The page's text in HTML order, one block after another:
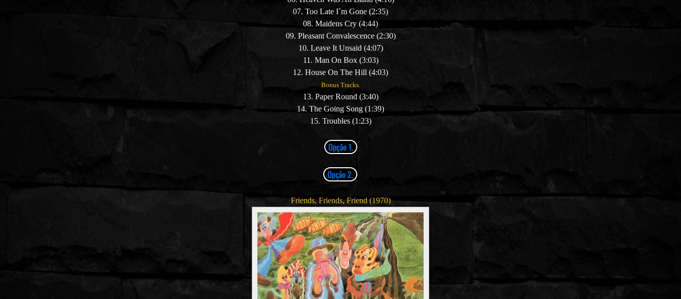
07. Too Late I`m Gone (2:35)
08. Maidens Cry (4:44)
09. Pleasant Convalescence (2:30)
10. Leave It Unsaid (4:07)
11. Man On Box (3:03)
12. House On The Hill (4:03)
Bonus Tracks.
13. Paper Round (3:40)
14. The Going Song (1:39)
15. Troubles (1:23)
Friends, Friends, Friend (1970)